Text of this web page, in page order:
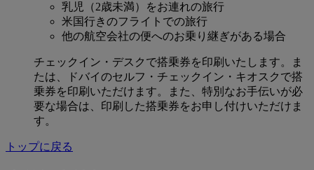
乳児（2歳未満）をお連れの旅行
米国行きのフライトでの旅行
他の航空会社の便へのお乗り継ぎがある場合
チェックイン・デスクで搭乗券を印刷いたします。ま
たは、ドバイのセルフ・チェックイン・キオスクで搭
乗券を印刷いただけます。また、特別なお手伝いが必
要な場合は、印刷した搭乗券をお申し付けいただけま
す。
トップに戻る